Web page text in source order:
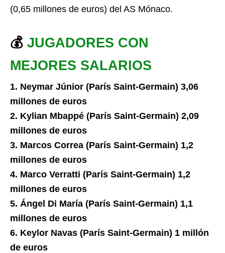
(0,65 millones de euros) del AS Mónaco.
💰 JUGADORES CON
MEJORES SALARIOS
1. Neymar Júnior (París Saint-Germain) 3,06
millones de euros
2. Kylian Mbappé (París Saint-Germain) 2,09
millones de euros
3. Marcos Correa (París Saint-Germain) 1,2
millones de euros
4. Marco Verratti (París Saint-Germain) 1,2
millones de euros
5. Ángel Di María (París Saint-Germain) 1,1
millones de euros
6. Keylor Navas (París Saint-Germain) 1 millón
de euros